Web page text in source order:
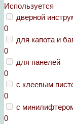
Используется
дверной
0
для капота и
0
для панелей
0
с клеевым
0
с
0